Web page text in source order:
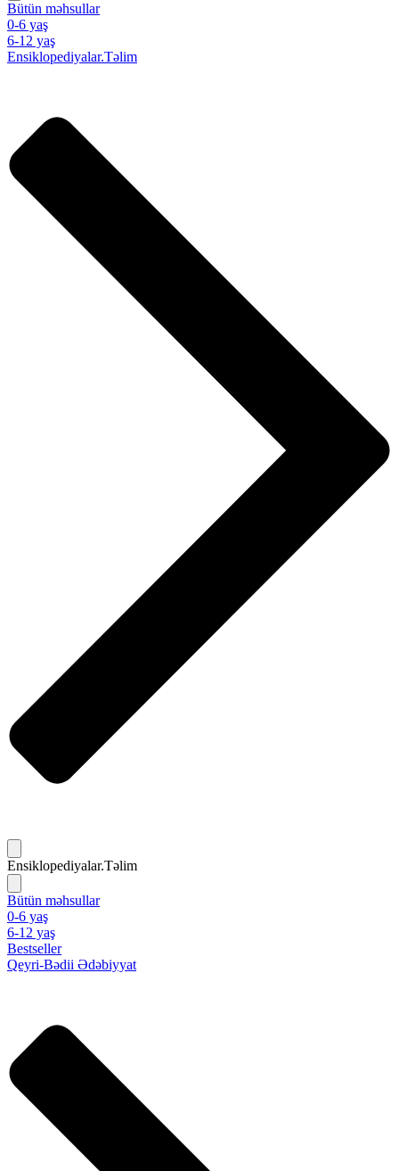
Bütün məhsullar
0-6 yaş
6-12 yaş
Ensiklopediyalar.Təlim
Ensiklopediyalar.Təlim
Bütün məhsullar
0-6 yaş
6-12 yaş
Bestseller
Qeyri-Bədii Ədəbiyyat